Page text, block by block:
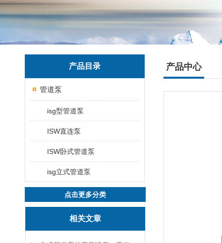
产品目录
管道泵
isg型管道泵
ISW直连泵
ISW卧式管道泵
isg立式管道泵
点击更多分类
相关文章
产品中心